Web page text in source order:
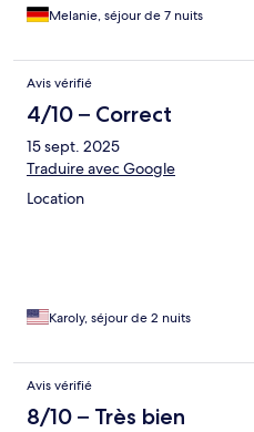
Melanie, séjour de 7 nuits
Avis vérifié
4/10 – Correct
15 sept. 2025
Traduire avec Google
Location
Karoly, séjour de 2 nuits
Avis vérifié
8/10 – Très bien